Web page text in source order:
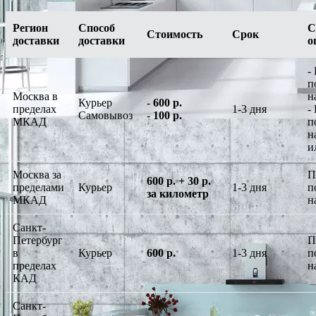
Регион
доставки
Способ
доставки
Стоимость Срок
Москва в
пределах
МКАД
Курьер
Самовывоз
- 600 р.
-100 р.
1-3 дня
-
-
Москва за
пределами
МКАД
Курьер
600 р. + 30 р.
за километр
1-3 дня
Санкт-
Петербург
в
пределах
КАД
Курьер 600 р. 1-3 дня
Санкт-